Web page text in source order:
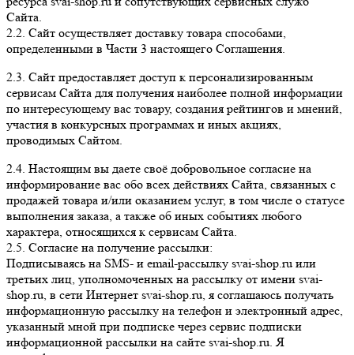
Сайта.
2.2. Сайт осуществляет доставку товара способами,
определенными в Части 3 настоящего Соглашения.
2.3. Сайт предоставляет доступ к персонализированным
сервисам Сайта для получения наиболее полной информации
по интересующему вас товару, создания рейтингов и мнений,
участия в конкурсных программах и иных акциях,
проводимых Сайтом.
2.4. Настоящим вы даете своё добровольное согласие на
информирование вас обо всех действиях Сайта, связанных с
продажей товара и/или оказанием услуг, в том числе о статусе
выполнения заказа, а также об иных событиях любого
характера, относящихся к сервисам Сайта.
2.5. Согласие на получение рассылки:
Подписываясь на SMS- и email-рассылку svai-shop.ru или
третьих лиц, уполномоченных на рассылку от имени svai-
shop.ru, в сети Интернет svai-shop.ru, я соглашаюсь получать
информационную рассылку на телефон и электронный адрес,
указанный мной при подписке через сервис подписки
информационной рассылки на сайте svai-shop.ru. Я